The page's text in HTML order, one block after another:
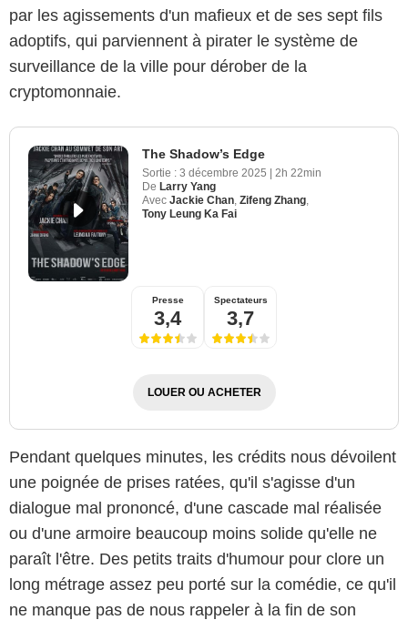
par les agissements d'un mafieux et de ses sept fils
adoptifs, qui parviennent à pirater le système de
surveillance de la ville pour dérober de la
cryptomonnaie.
The Shadow’s Edge
Sortie : 3 décembre 2025 | 2h 22min
De Larry Yang
Avec Jackie Chan Zifeng Zhang
Tony Leung Ka Fai
Presse
3,4
Spectateurs
3,7
LOUER OU ACHETER
Pendant quelques minutes, les crédits nous dévoilent
une poignée de prises ratées, qu'il s'agisse d'un
dialogue mal prononcé, d'une cascade mal réalisée
ou d'une armoire beaucoup moins solide qu'elle ne
paraît l'être. Des petits traits d'humour pour clore un
long métrage assez peu porté sur la comédie, ce qu'il
ne manque pas de nous rappeler à la fin de son